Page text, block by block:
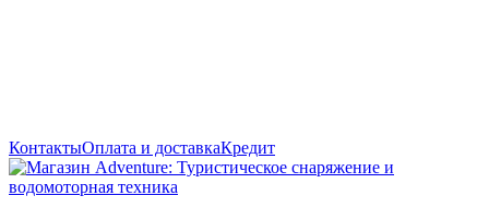
КонтактыОплата и доставкаКредит